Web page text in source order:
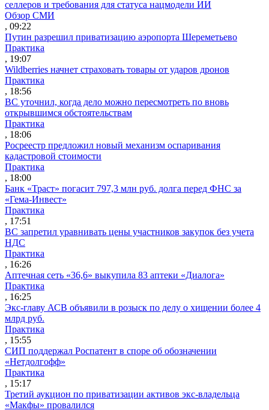
селлеров и требования для статуса нацмодели ИИ
Обзор СМИ
, 09:22
Путин разрешил приватизацию аэропорта Шереметьево
Практика
, 19:07
Wildberries начнет страховать товары от ударов дронов
Практика
, 18:56
ВС уточнил, когда дело можно пересмотреть по вновь
открывшимся обстоятельствам
Практика
, 18:06
Росреестр предложил новый механизм оспаривания
кадастровой стоимости
Практика
, 18:00
Банк «Траст» погасит 797,3 млн руб. долга перед ФНС за
«Гема-Инвест»
Практика
, 17:51
ВС запретил уравнивать цены участников закупок без учета
НДС
Практика
, 16:26
Аптечная сеть «36,6» выкупила 83 аптеки «Диалога»
Практика
, 16:25
Экс-главу АСВ объявили в розыск по делу о хищении более 4
млрд руб.
Практика
, 15:55
СИП поддержал Роспатент в споре об обозначении
«Нетдолгофф»
Практика
, 15:17
Третий аукцион по приватизации активов экс-владельца
«Макфы» провалился